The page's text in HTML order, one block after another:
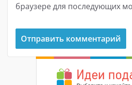
браузере для последующих